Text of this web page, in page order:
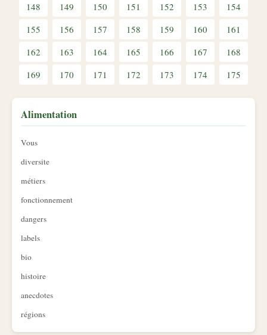
148
149 150 151 152 153
154
155
156 157 158 159 160
161
162
163 164 165 166 167
168
169
170 171 172 173 174 175
Alimentation
Vous
diversite
métiers
fonctionnement
dangers
labels
bio
histoire
anecdotes
régions